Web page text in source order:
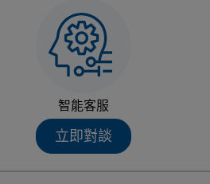
智能客服
立即對談